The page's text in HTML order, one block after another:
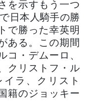
を示すもう一つ
日本人騎手の勝
で勝った幸英明
ある。この期間
コ・デムーロ、
クリストフ・ル
ラ、クリスト
籍のジョッキー